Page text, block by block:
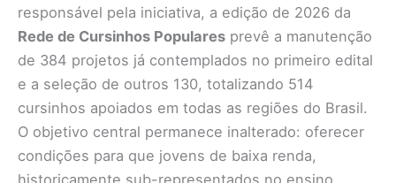
responsável pela iniciativa, a edição de 2026 da
Rede de Cursinhos Populares prevê a manutenção
de 384 projetos já contemplados no primeiro edital
e a seleção de outros 130, totalizando 514
cursinhos apoiados em todas as regiões do Brasil.
O objetivo central permanece inalterado: oferecer
condições para que jovens de baixa renda,